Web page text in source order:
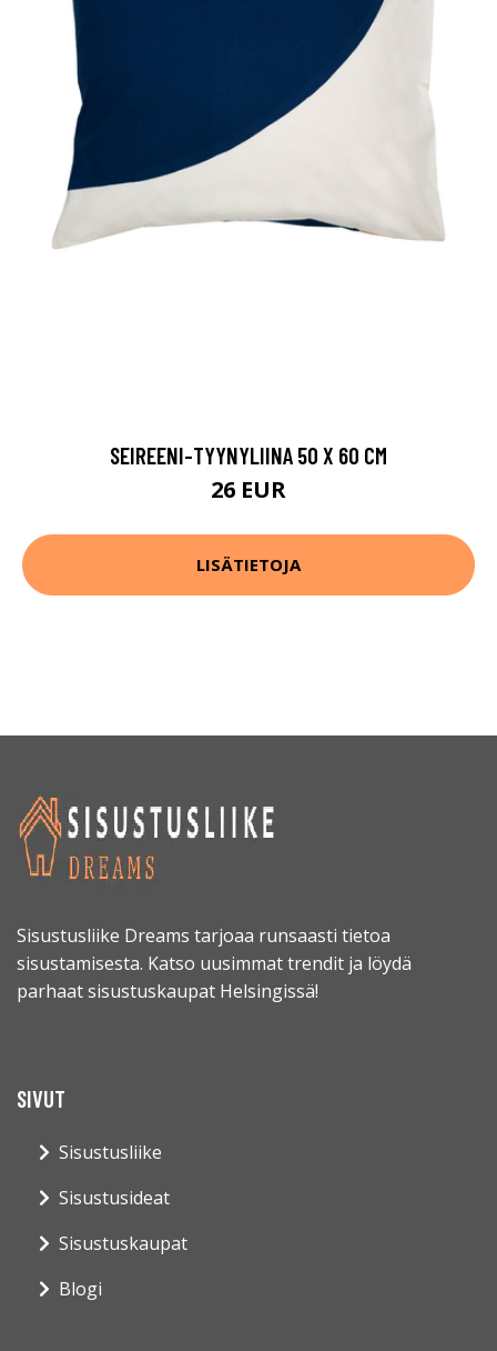
SEIREENI-TYYNYLIINA 50 X 60 CM
26 EUR
LISÄTIETOJA
Sisustusliike Dreams tarjoaa runsaasti tietoa
sisustamisesta. Katso uusimmat trendit ja löydä
parhaat sisustuskaupat Helsingissä!
SIVUT
Sisustusliike
Sisustusideat
Sisustuskaupat
Blogi